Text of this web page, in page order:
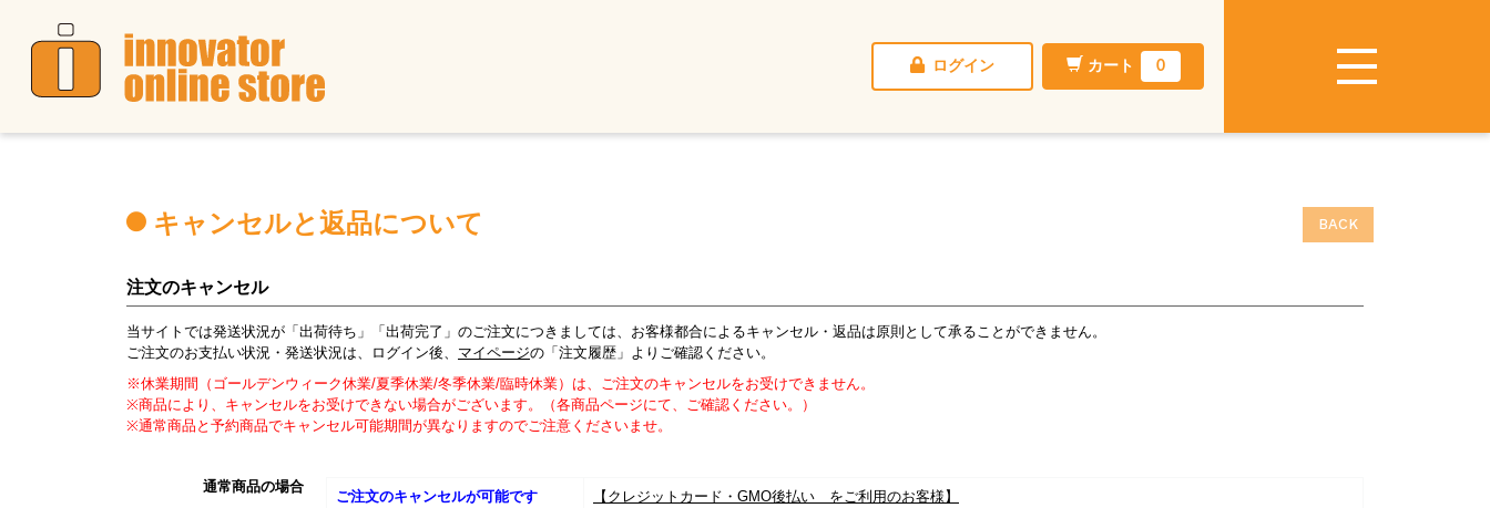
ログイン カート 0
キャンセルと返品について BACK
注文のキャンセル
当サイトでは発送状況が「出荷待ち」「出荷完了」のご注文につきましては、お客様都合によるキャンセル・返品は原則として承ることができません。
ご注文のお支払い状況・発送状況は、ログイン後、 マイページの「注文履歴」よりご確認ください。
※休業期間（ゴールデンウィーク休業/夏季休業/冬季休業/臨時休業）は、ご注文のキャンセルをお受けできません。
※商品により、キャンセルをお受けできない場合がございます。（各商品ページにて、ご確認ください。）
※通常商品と予約商品でキャンセル可能期間が異なりますのでご注意くださいませ。
通常商品の場合
ご注文のキャンセルが可能です
【クレジットカード・GMO後払い をご利用のお客様】